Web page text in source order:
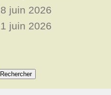
juin 2026
juin 2026
Rechercher